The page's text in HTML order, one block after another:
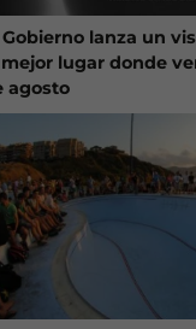
Gobierno lanza un
lugar donde
agosto